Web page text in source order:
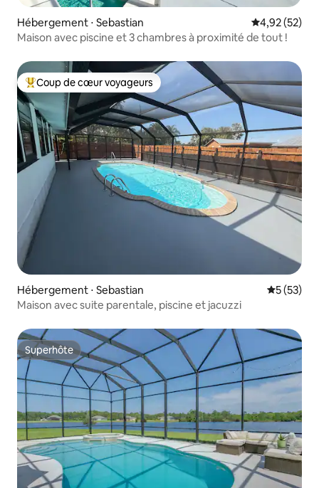
Hébergement ⋅ Sebastian Évaluation
4,92 (52)
Maison avec piscine et 3 chambres à proximité de tout !
Coups de cœur voyageurs les plus appréciés
Coup de cœur voyageurs
Hébergement ⋅ Sebastian
5 (53)
Maison avec suite parentale, piscine et jacuzzi
Superhôte
Superhôte